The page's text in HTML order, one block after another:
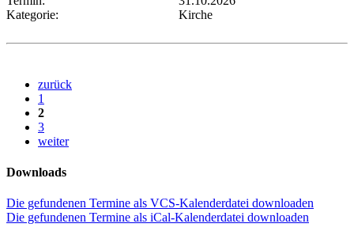
Kategorie:
Kirche
zurück
1
2
3
weiter
Downloads
Die gefundenen Termine als VCS-Kalenderdatei downloaden
Die gefundenen Termine als iCal-Kalenderdatei downloaden